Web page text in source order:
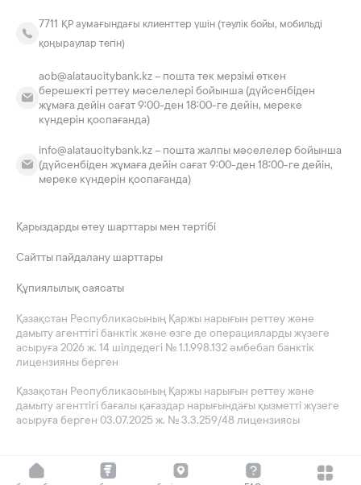
7711 ҚР аумағындағы клиенттер үшін (тәулік бойы, мобильді
қоңыраулар тегін)
acb@alataucitybank.kz – пошта тек мерзімі өткен
берешекті реттеу мәселелері бойынша (дүйсенбіден
жұмаға дейін сағат 9:00-ден 18:00-ге дейін, мереке
күндерін қоспағанда)
info@alataucitybank.kz – пошта жалпы мәселелер бойынша
(дүйсенбіден жұмаға дейін сағат 9:00-ден 18:00-ге дейін,
мереке күндерін қоспағанда)
Қазақстан Республикасының Қаржы нарығын реттеу және
дамыту агенттігі банктік және өзге де операцияларды жүзеге
асыруға 2026 ж. 14 шілдедегі № 1.1.998.132 әмбебап банктік
лицензияны берген
Қазақстан Республикасының Қаржы нарығын реттеу және
дамыту агенттігі бағалы қағаздар нарығындағы қызметті жүзеге
асыруға берген 03.07.2025 ж. № 3.3.259/48 лицензиясы
Қарыздарды өтеу шарттары мен тәртібі
Сайтты пайдалану шарттары
Құпиялылық саясаты